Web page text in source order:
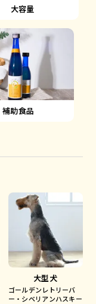
大容量
補助食品
大型犬
ゴールデンレトリーバ
ー・シベリアンハスキー